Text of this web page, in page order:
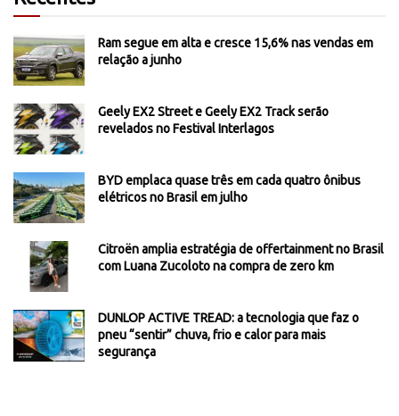
Ram segue em alta e cresce 15,6% nas vendas em
relação a junho
Geely EX2 Street e Geely EX2 Track serão
revelados no Festival Interlagos
BYD emplaca quase três em cada quatro ônibus
elétricos no Brasil em julho
Citroën amplia estratégia de offertainment no Brasil
com Luana Zucoloto na compra de zero km
DUNLOP ACTIVE TREAD: a tecnologia que faz o
pneu “sentir” chuva, frio e calor para mais
segurança